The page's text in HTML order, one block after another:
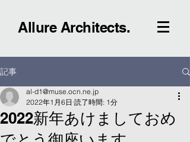
Allure Architects.
記事
2022新年あけましておめ
al-d1@muse.ocn.ne.jp
2022年1月6日 読了時間: 1分